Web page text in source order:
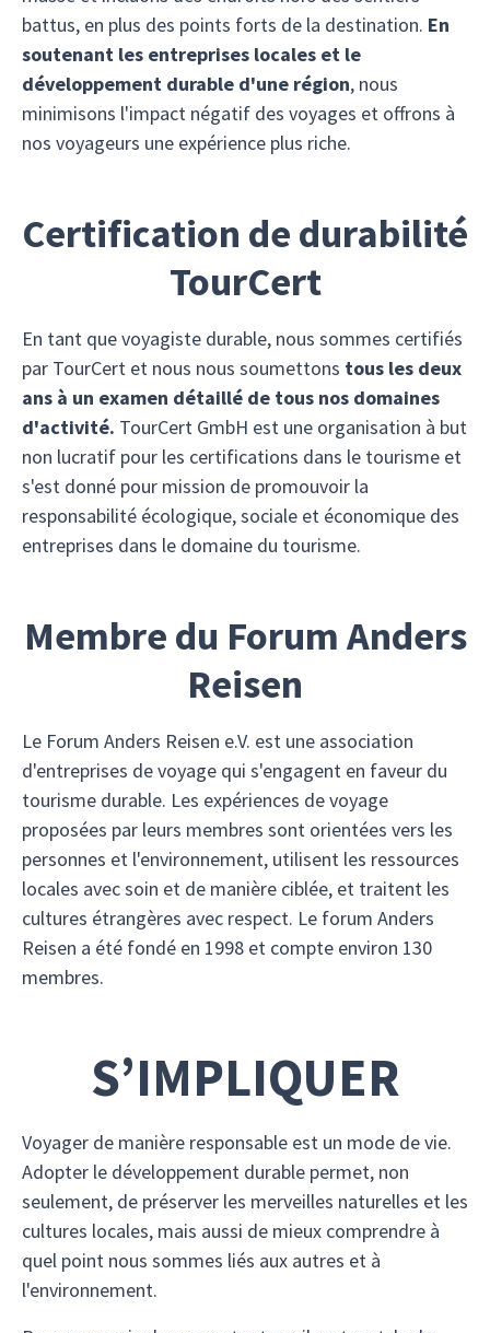
battus, en plus des points forts de la destination. En
soutenant les entreprises locales et le
développement durable d'une région, nous
minimisons l'impact négatif des voyages et offrons à
nos voyageurs une expérience plus riche.
Certification de durabilité
TourCert
En tant que voyagiste durable, nous sommes certifiés
par TourCert et nous nous soumettons tous les deux
ans à un examen détaillé de tous nos domaines
d'activité. TourCert GmbH est une organisation à but
non lucratif pour les certifications dans le tourisme et
s'est donné pour mission de promouvoir la
responsabilité écologique, sociale et économique des
entreprises dans le domaine du tourisme.
Membre du Forum Anders
Reisen
Le Forum Anders Reisen e.V. est une association
d'entreprises de voyage qui s'engagent en faveur du
tourisme durable. Les expériences de voyage
proposées par leurs membres sont orientées vers les
personnes et l'environnement, utilisent les ressources
locales avec soin et de manière ciblée, et traitent les
cultures étrangères avec respect. Le forum Anders
Reisen a été fondé en 1998 et compte environ 130
membres.
S’IMPLIQUER
Voyager de manière responsable est un mode de vie.
Adopter le développement durable permet, non
seulement, de préserver les merveilles naturelles et les
cultures locales, mais aussi de mieux comprendre à
quel point nous sommes liés aux autres et à
l'environnement.